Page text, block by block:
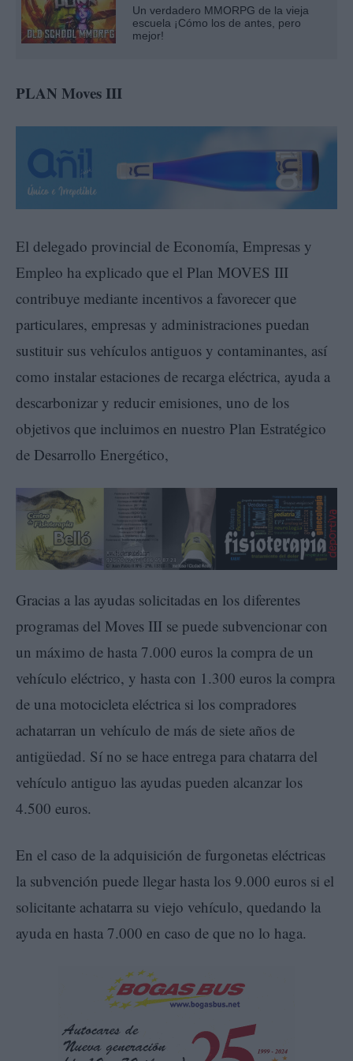
Un verdadero MMORPG de la vieja
escuela ¡Cómo los de antes, pero
mejor!
PLAN Moves III
El delegado provincial de Economía, Empresas y
Empleo ha explicado que el Plan MOVES III
contribuye mediante incentivos a favorecer que
particulares, empresas y administraciones puedan
sustituir sus vehículos antiguos y contaminantes, así
como instalar estaciones de recarga eléctrica, ayuda a
descarbonizar y reducir emisiones, uno de los
objetivos que incluimos en nuestro Plan Estratégico
de Desarrollo Energético,
Gracias a las ayudas solicitadas en los diferentes
programas del Moves III se puede subvencionar con
un máximo de hasta 7.000 euros la compra de un
vehículo eléctrico, y hasta con 1.300 euros la compra
de una motocicleta eléctrica si los compradores
achatarran un vehículo de más de siete años de
antigüedad. Sí no se hace entrega para chatarra del
vehículo antiguo las ayudas pueden alcanzar los
4.500 euros.
En el caso de la adquisición de furgonetas eléctricas
la subvención puede llegar hasta los 9.000 euros si el
solicitante achatarra su viejo vehículo, quedando la
ayuda en hasta 7.000 en caso de que no lo haga.